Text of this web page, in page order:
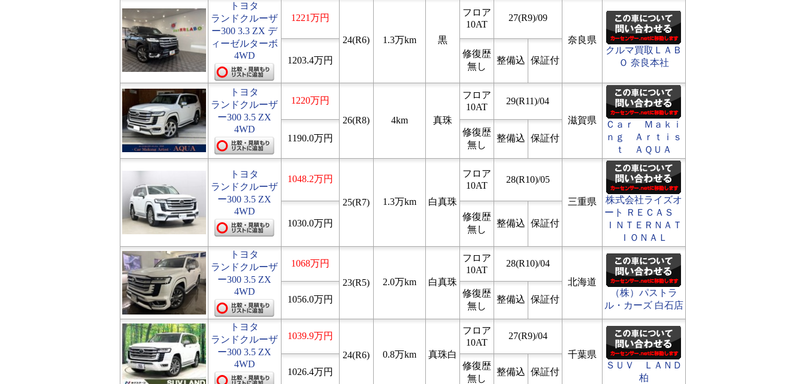
トヨタ
ランドクルーザ
ー300 3.3 ZX デ
ィーゼルターボ
4WD
1221万円
24(R6) 1.3万km 黒
フロア
10AT
27(R9)/09
奈良県
クルマ買取ＬＡＢ
Ｏ 奈良本社
1203.4万円
修復歴
無し
整備込 保証付
トヨタ
ランドクルーザ
ー300 3.5 ZX
4WD
1220万円
26(R8)
4km 真珠
フロア
10AT
29(R11)/04
滋賀県
Ｃａｒ Ｍａｋｉ
ｎｇ Ａｒｔｉｓ
ｔ ＡＱＵＡ
1190.0万円
修復歴
無し
整備込 保証付
トヨタ
ランドクルーザ
ー300 3.5 ZX
4WD
1048.2万円
25(R7) 1.3万km 白真珠
フロア
10AT
28(R10)/05
三重県
株式会社ライズオ
ート ＲＥＣＡＳ
ＩＮＴＥＲＮＡＴ
ＩＯＮＡＬ
1030.0万円
修復歴
無し
整備込 保証付
トヨタ
ランドクルーザ
ー300 3.5 ZX
4WD
1068万円
23(R5)
2.0万km 白真珠
フロア
10AT
28(R10)/04
北海道
（株）パストラ
ル・カーズ 白石店
1056.0万円
修復歴
無し
整備込 保証付
トヨタ
ランドクルーザ
ー300 3.5 ZX
4WD
1039.9万円
24(R6)
0.8万km 真珠白
フロア
10AT
27(R9)/04
千葉県
ＳＵＶ ＬＡＮＤ
柏
1026.4万円
修復歴
無し
整備込 保証付